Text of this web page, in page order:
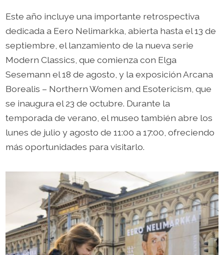
Este año incluye una importante retrospectiva
dedicada a Eero Nelimarkka, abierta hasta el 13 de
septiembre, el lanzamiento de la nueva serie
Modern Classics, que comienza con Elga
Sesemann el 18 de agosto, y la exposición Arcana
Borealis – Northern Women and Esotericism, que
se inaugura el 23 de octubre. Durante la
temporada de verano, el museo también abre los
lunes de julio y agosto de 11:00 a 17:00, ofreciendo
más oportunidades para visitarlo.